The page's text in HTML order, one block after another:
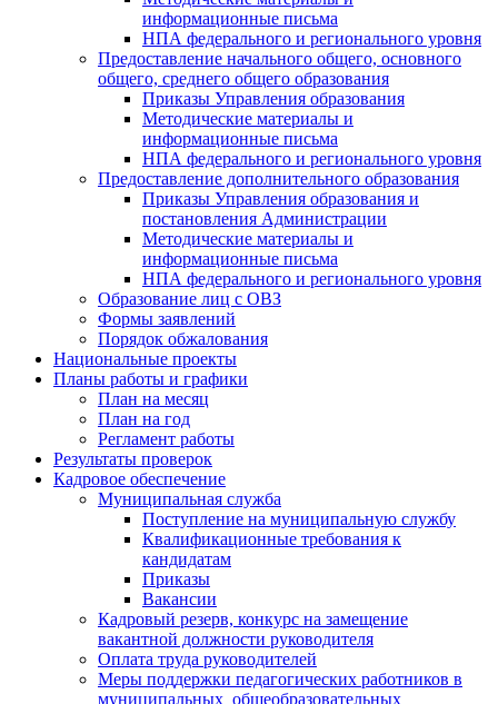
информационные письма
НПА федерального и регионального уровня
Предоставление начального общего, основного
общего, среднего общего образования
Приказы Управления образования
Методические материалы и
информационные письма
НПА федерального и регионального уровня
Предоставление дополнительного образования
Приказы Управления образования и
постановления Администрации
Методические материалы и
информационные письма
НПА федерального и регионального уровня
Образование лиц с ОВЗ
Формы заявлений
Порядок обжалования
Национальные проекты
Планы работы и графики
План на месяц
План на год
Регламент работы
Результаты проверок
Кадровое обеспечение
Муниципальная служба
Поступление на муниципальную службу
Квалификационные требования к
кандидатам
Приказы
Вакансии
Кадровый резерв, конкурс на замещение
вакантной должности руководителя
Оплата труда руководителей
Меры поддержки педагогических работников в
муниципальных общеобразовательных